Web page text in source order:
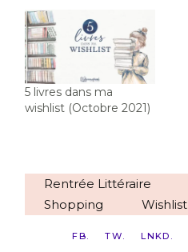
5 livres dans ma
wishlist (Octobre 2021)
Rentrée Littéraire
Shopping
Wishlist
FB TW LNKD